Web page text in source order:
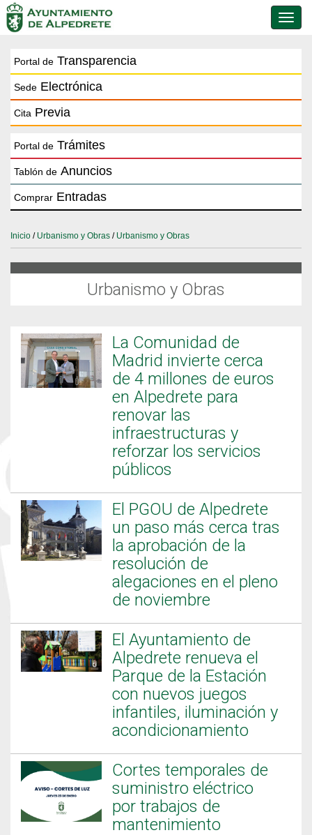
de
Portal de Transparencia
Sede Electrónica
Cita Previa
Portal de Trámites
Tablón de Anuncios
Comprar Entradas
Inicio / Urbanismo y Obras / Urbanismo y Obras
Urbanismo y Obras
La Comunidad de
Madrid invierte cerca
de 4 millones de euros
en Alpedrete para
renovar las
infraestructuras y
reforzar los servicios
públicos
El PGOU de Alpedrete
un paso más cerca tras
la aprobación de la
resolución de
alegaciones en el pleno
de noviembre
El Ayuntamiento de
Alpedrete renueva el
Parque de la Estación
con nuevos juegos
infantiles, iluminación y
acondicionamiento
Cortes temporales de
suministro eléctrico
por trabajos de
mantenimiento